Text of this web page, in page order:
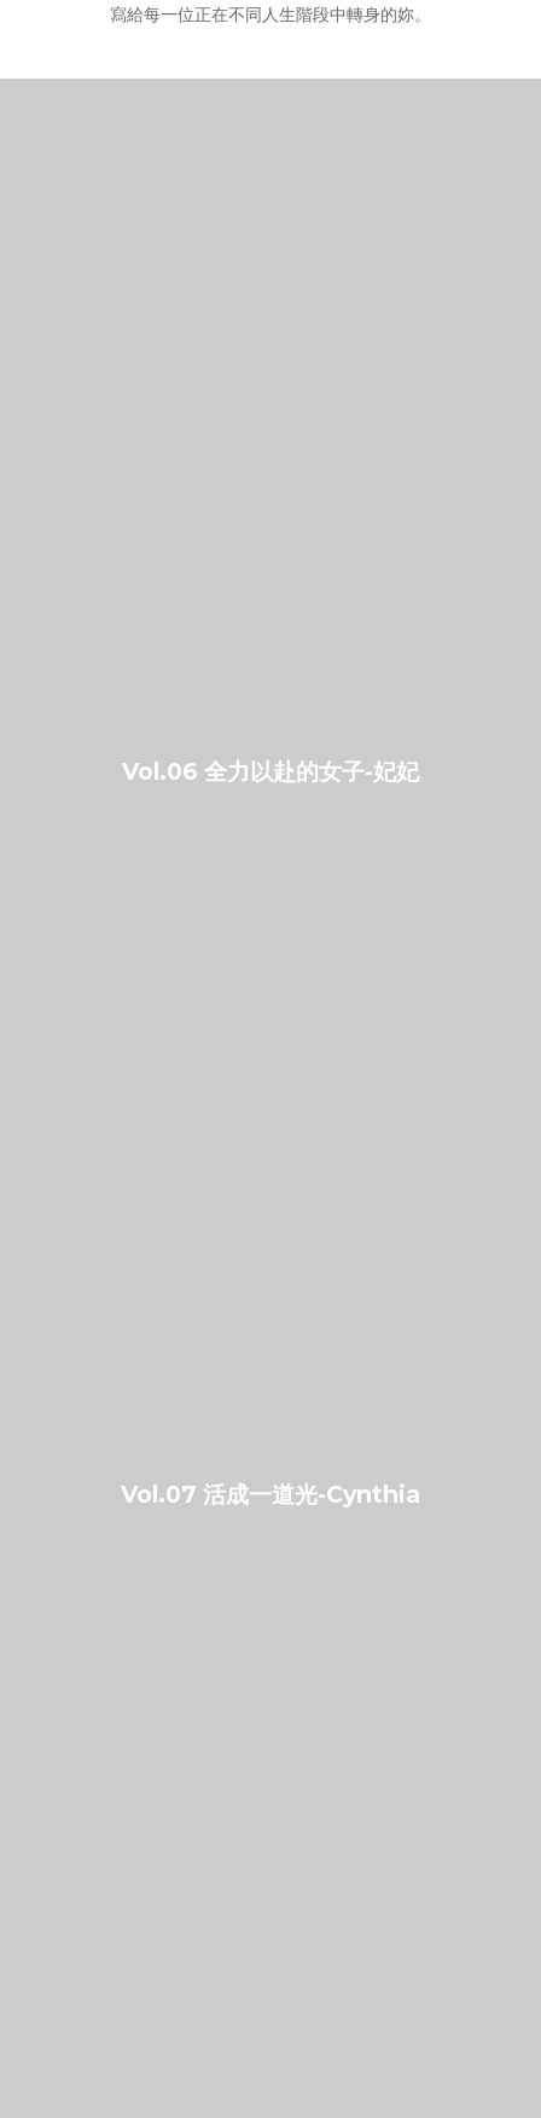
寫給每一位正在不同人生階段中轉身的妳。
Vol.06 全力以赴的女子-妃妃
Vol.07 活成一道光-Cynthia